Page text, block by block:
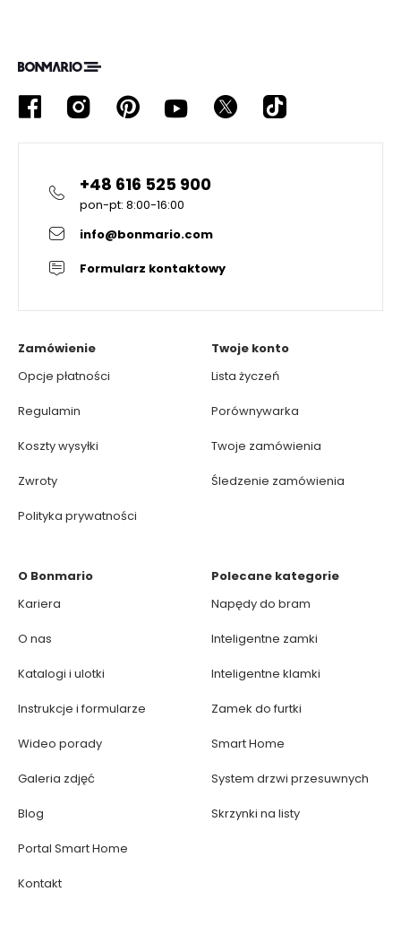
+48 616 525 900
pon-pt: 8:00-16:00
info@bonmario.com
Formularz kontaktowy
Zamówienie
Opcje płatności
Regulamin
Koszty wysyłki
Zwroty
Polityka prywatności
Twoje konto
Lista życzeń
Porównywarka
Twoje zamówienia
Śledzenie zamówienia
O Bonmario
Kariera
O nas
Katalogi i ulotki
Instrukcje i formularze
Wideo porady
Galeria zdjęć
Blog
Portal Smart Home
Kontakt
Polecane kategorie
Napędy do bram
Inteligentne zamki
Inteligentne klamki
Zamek do furtki
Smart Home
System drzwi przesuwnych
Skrzynki na listy